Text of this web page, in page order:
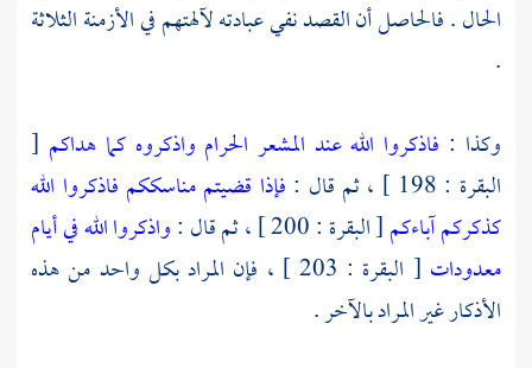
الحال . فالحاصل أن القصد نفي عبادته لآلهتهم في الأزمنة الثلاثة
.
وكذا : فاذكروا الله عند المشعر الحرام واذكروه كما هداكم [
البقرة : 198 ] ، ثم قال :
فإذا قضيتم مناسككم فاذكروا الله
كذكركم آباءكم[ البقرة : 200 ] ، ثم قال :
واذكروا الله في أيام
معدودات
[ البقرة : 203 ] ، فإن المراد بكل واحد من هذه
الأذكار غير المراد بالآخر .